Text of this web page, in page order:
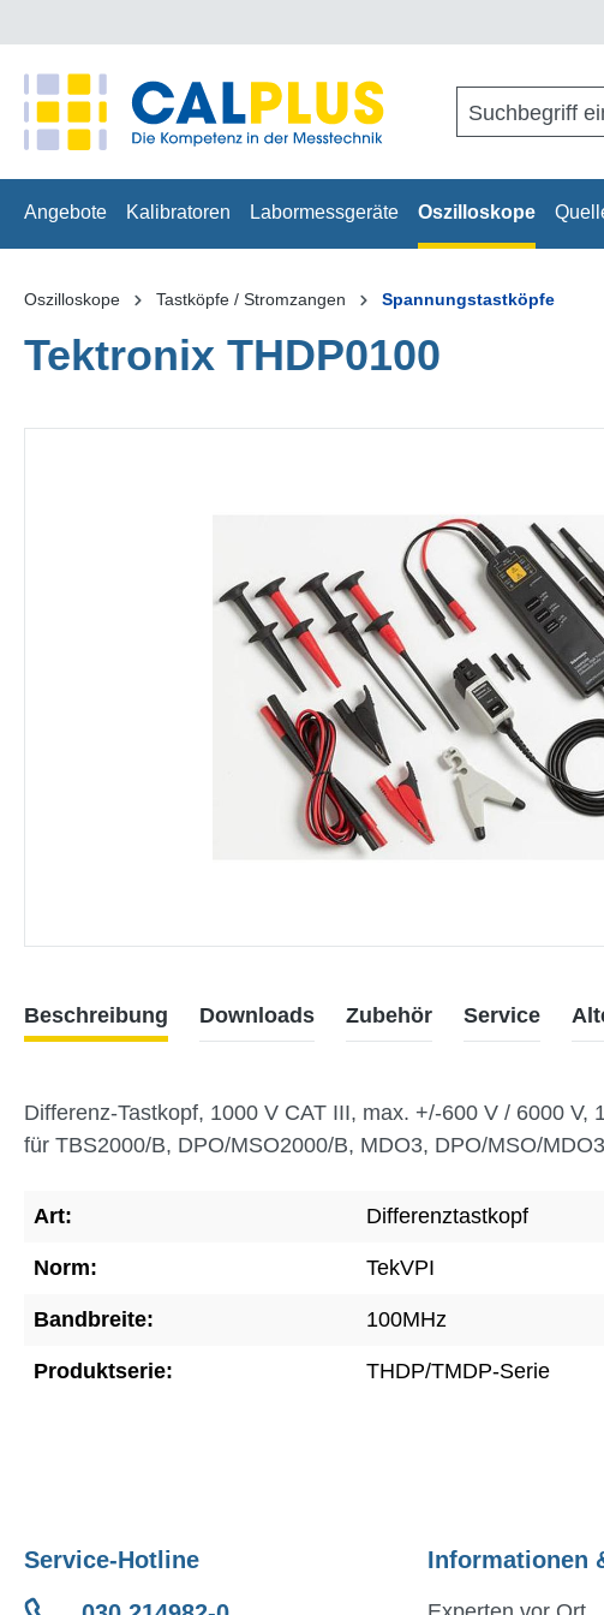
Angebote Kalibratoren Labormessgeräte Oszilloskope
Oszilloskope Tastköpfe / Stromzangen Spannungstastköpfe
Tektronix THDP0100
Beschreibung Downloads Zubehör Service
Differenz-Tastkopf, 1000 V CAT III, max. +/-600 V / 6000
für TBS2000/B, DPO/MSO2000/B, MDO3, DPO/MSO/
Art: Differenztastkopf
Norm: TekVPI
Bandbreite: 100MHz
Produktserie: THDP/TMDP-Serie
Service-Hotline
Informationen